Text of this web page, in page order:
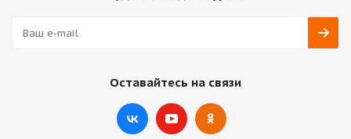
Оставайтесь на связи